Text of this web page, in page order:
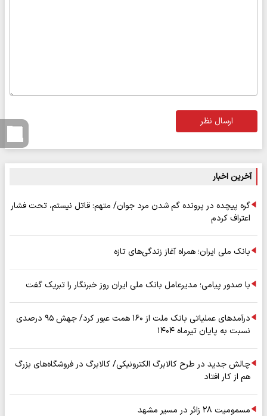
ارسال نظر
آخرین اخبار
گره پیچده در پرونده گم شدن مرد جوان/ متهم: قاتل نیستم، تحت فشار
اعتراف کردم
بانک ملی ایران؛ همراه آغاز زندگی‌های تازه
با صدور پیامی؛ مدیرعامل بانک ملی ایران روز خبرنگار را تبریک گفت
درآمدهای عملیاتی بانک ملت از ۱۶۰ همت عبور کرد/ جهش ۹۵ درصدی
نسبت به پایان تیرماه ۱۴۰۴
چالش جدید در طرح کالابرگ الکترونیکی/ کالابرگ در فروشگاه‌های بزرگ
هم از کار افتاد
مسمومیت ۲۸ زائر در مسیر مشهد